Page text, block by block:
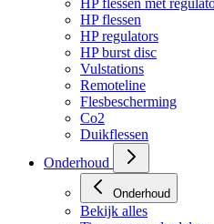
Bekijk alles
HP flessen met regulator
HP flessen
HP regulators
HP burst disc
Vulstations
Remoteline
Flesbescherming
Co2
Duikflessen
Onderhoud
Onderhoud